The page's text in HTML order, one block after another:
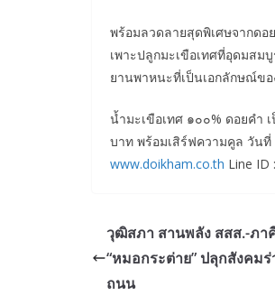
พร้อมลวดลายสุดพิเศษจากดอ
เพาะปลูกมะเขือเทศที่อุดมส
ยานพาหนะที่เป็นเอกลักษณ์ข
น้ำมะเขือเทศ ๑๐๐% ดอยคำ
บาท พร้อมเสิร์ฟความคูล วันที่
www.doikham.co.th Line ID
วุฒิสภา สานพลัง สสส.-ภา
“หมอกระต่าย” ปลุกสังคม
ถนน